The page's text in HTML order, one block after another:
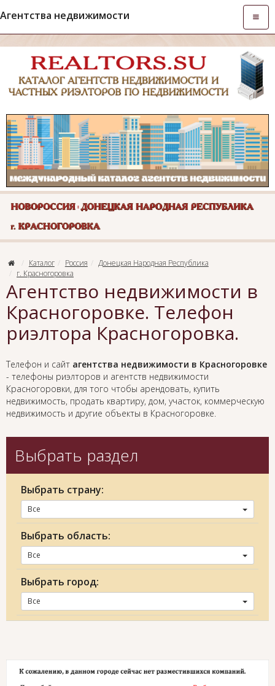
Агентства недвижимости
Каталог Россия
Донецкая Народная Республика
г. Красногоровка
Агентство недвижимости в
Красногоровке. Телефон
риэлтора Красногоровка.
Телефон и сайт агентства недвижимости в Красногоровке
- телефоны риэлторов и агентств недвижимости
Красногоровки, для того чтобы арендовать, купить
недвижимость, продать квартиру, дом, участок, коммерческую
недвижимость и другие объекты в Красногоровке.
Выбрать раздел
Выбрать страну:
Все
Выбрать область:
Все
Выбрать город:
Все